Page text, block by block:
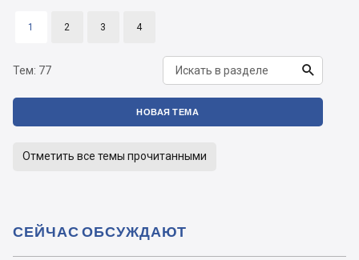
1 2 3 4
Тем: 77 
НОВАЯ ТЕМА
Отметить все темы прочитанными
СЕЙЧАС ОБСУЖДАЮТ